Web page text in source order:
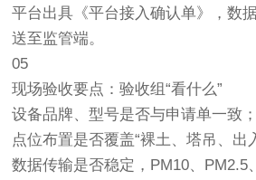
平台出具《平台接入确认单》，数
送至监管端。
05
现场验收要点：验收组“看什么”
设备品牌、型号是否与申请单一致；
点位布置是否覆盖“裸土、塔吊、出
数据传输是否稳定，PM10、PM2.5